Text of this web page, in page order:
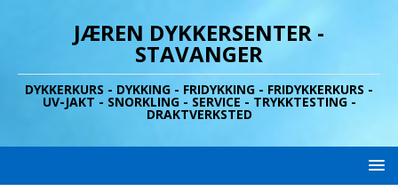
JÆREN DYKKERSENTER -
STAVANGER
DYKKERKURS - DYKKING - FRIDYKKING - FRIDYKKERKURS -
UV-JAKT - SNORKLING - SERVICE - TRYKKTESTING -
DRAKTVERKSTED